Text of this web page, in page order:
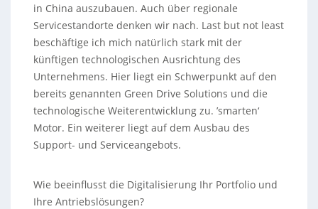
in China auszubauen. Auch über regionale
Servicestandorte denken wir nach. Last but not least
beschäftige ich mich natürlich stark mit der
künftigen technologischen Ausrichtung des
Unternehmens. Hier liegt ein Schwerpunkt auf den
bereits genannten Green Drive Solutions und die
technologische Weiterentwicklung zu. ’smarten‘
Motor. Ein weiterer liegt auf dem Ausbau des
Support- und Serviceangebots.
Wie beeinflusst die Digitalisierung Ihr Portfolio und
Ihre Antriebslösungen?